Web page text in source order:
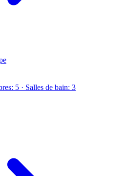
5 · Salles de bain: 3